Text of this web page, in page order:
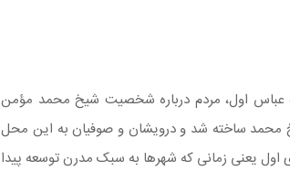
عباس اول، مردم درباره شخصیت شیخ محمد مؤمن
محمد ساخته شد و درویشان و صوفیان به این محل
اول یعنی زمانی که شهرها به سبک مدرن توسعه پیدا